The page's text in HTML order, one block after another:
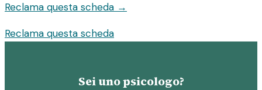
Reclama questa scheda →
Reclama questa scheda
Sei uno psicologo?